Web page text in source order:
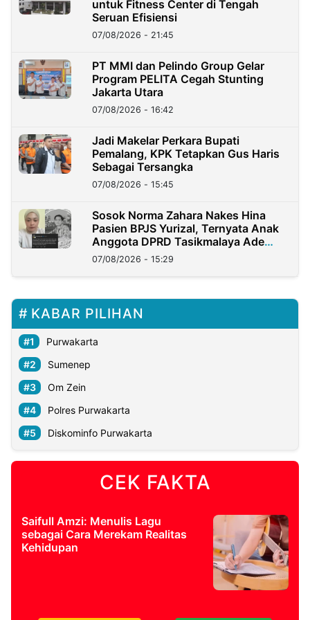
untuk Fitness Center di Tengah
Seruan Efisiensi
07/08/2026 - 21:45
PT MMI dan Pelindo Group Gelar
Program PELITA Cegah Stunting
Jakarta Utara
07/08/2026 - 16:42
Jadi Makelar Perkara Bupati
Pemalang, KPK Tetapkan Gus Haris
Sebagai Tersangka
07/08/2026 - 15:45
Sosok Norma Zahara Nakes Hina
Pasien BPJS Yurizal, Ternyata Anak
Anggota DPRD Tasikmalaya Ade
Lukman
07/08/2026 - 15:29
KABAR PILIHAN
Purwakarta
Sumenep
Om Zein
Polres Purwakarta
Diskominfo Purwakarta
CEK FAKTA
Saifull Amzi: Menulis Lagu
sebagai Cara Merekam Realitas
Kehidupan